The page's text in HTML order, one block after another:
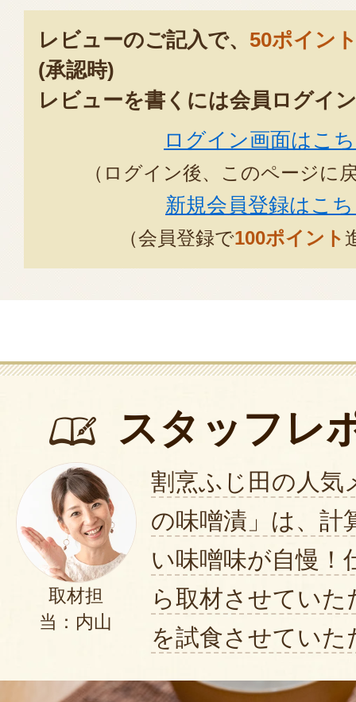
絶妙の味付け、大変美味しくいた
また、注文いたします。
2025年05月20
新潟独特の「餅切り」の鮭…懐か
肉厚で脂がのって絶妙な味噌味が
さすが料亭の味で堪能しました。
2021年11月01
レビューのご記入で、 50ポイン
(承認時)
レビューを書くには会員ログイ
ログイン画面はこ
（ログイン後、このページに
新規会員登録はこ
（会員登録で100ポイント
スタッフレ
取材担
当：内山
割烹ふじ田の人気
の味噌漬」は、計
い味噌味が自慢！
ら取材させてい
を試食させていた